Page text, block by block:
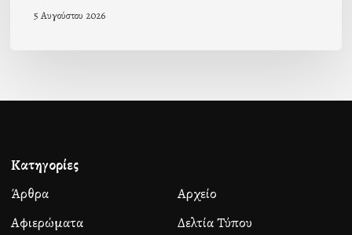
5 Αυγούστου 2026
Κατηγορίες
Άρθρα
Αρχείο
Αφιερώματα
Δελτία Τύπου